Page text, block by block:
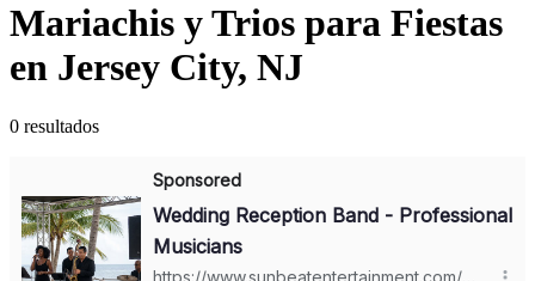
Mariachis y Trios para Fiestas
en Jersey City, NJ
0 resultados